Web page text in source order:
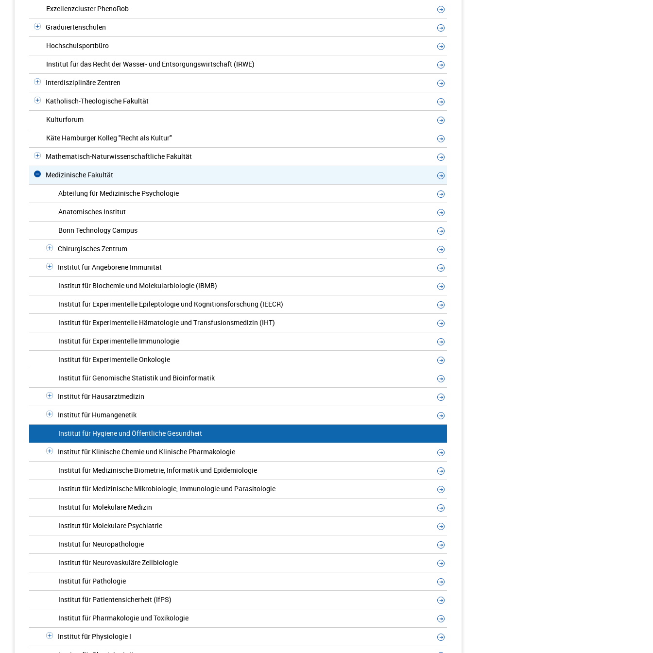
Exzellenzcluster PhenoRob
Graduiertenschulen
Hochschulsportbüro
Institut für das Recht der Wasser- und Entsorgungswirtschaft (IRWE)
Interdisziplinäre Zentren
Katholisch-Theologische Fakultät
Kulturforum
Käte Hamburger Kolleg "Recht als Kultur"
Mathematisch-Naturwissenschaftliche Fakultät
Medizinische Fakultät
Abteilung für Medizinische Psychologie
Anatomisches Institut
Bonn Technology Campus
Chirurgisches Zentrum
Institut für Angeborene Immunität
Institut für Biochemie und Molekularbiologie (IBMB)
Institut für Experimentelle Epileptologie und Kognitionsforschung (IEECR)
Institut für Experimentelle Hämatologie und Transfusionsmedizin (IHT)
Institut für Experimentelle Immunologie
Institut für Experimentelle Onkologie
Institut für Genomische Statistik und Bioinformatik
Institut für Hausarztmedizin
Institut für Humangenetik
Institut für Hygiene und Öffentliche Gesundheit
Institut für Klinische Chemie und Klinische Pharmakologie
Institut für Medizinische Biometrie, Informatik und Epidemiologie
Institut für Medizinische Mikrobiologie, Immunologie und Parasitologie
Institut für Molekulare Medizin
Institut für Molekulare Psychiatrie
Institut für Neuropathologie
Institut für Neurovaskuläre Zellbiologie
Institut für Pathologie
Institut für Patientensicherheit (IfPS)
Institut für Pharmakologie und Toxikologie
Institut für Physiologie I